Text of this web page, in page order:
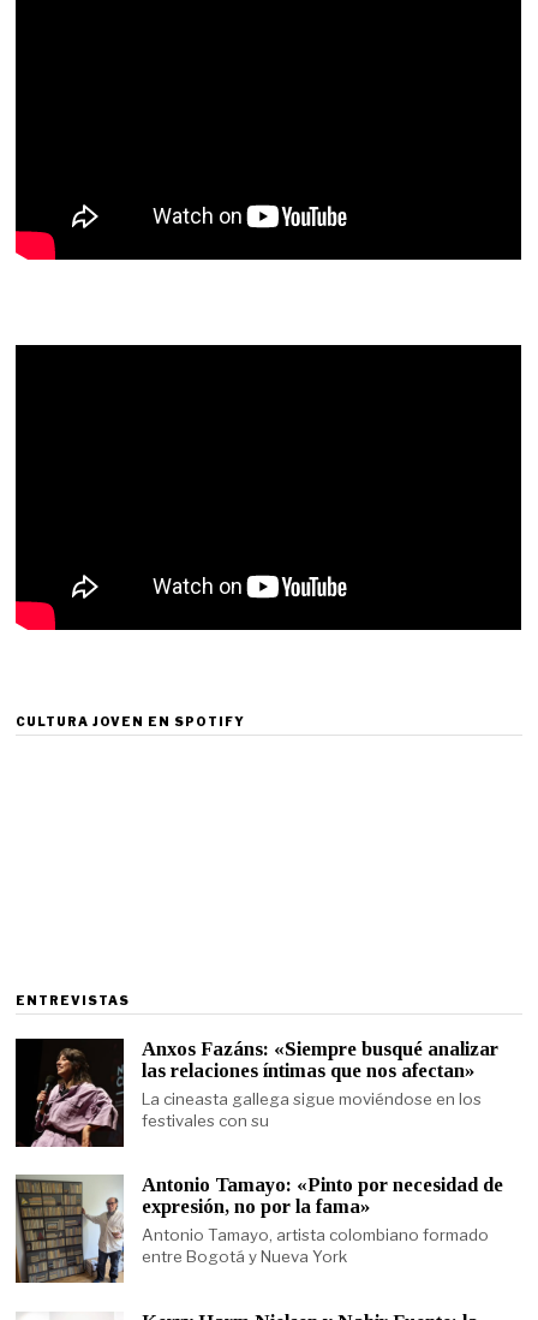
CULTURA JOVEN EN SPOTIFY
ENTREVISTAS
Anxos Fazáns: «Siempre busqué analizar
las relaciones íntimas que nos afectan»
La cineasta gallega sigue moviéndose en los
festivales con su
Antonio Tamayo: «Pinto por necesidad de
expresión, no por la fama»
Antonio Tamayo, artista colombiano formado
entre Bogotá y Nueva York